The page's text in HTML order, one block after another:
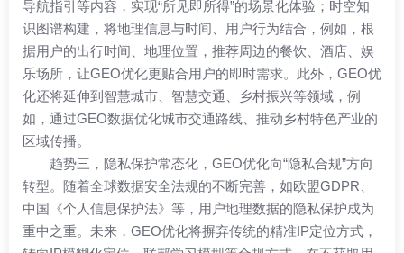
导航指引等内容，实现“所见即所得”的场景化体验；时空知
识图谱构建，将地理信息与时间、用户行为结合，例如，根
据用户的出行时间、地理位置，推荐周边的餐饮、酒店、娱
乐场所，让GEO优化更贴合用户的即时需求。此外，GEO优
化还将延伸到智慧城市、智慧交通、乡村振兴等领域，例
如，通过GEO数据优化城市交通路线、推动乡村特色产业的
区域传播。
趋势三，隐私保护常态化，GEO优化向“隐私合规”方向
转型。随着全球数据安全法规的不断完善，如欧盟GDPR、
中国《个人信息保护法》等，用户地理数据的隐私保护成为
重中之重。未来，GEO优化将摒弃传统的精准IP定位方式，